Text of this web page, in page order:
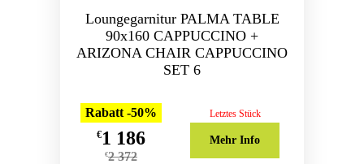
Loungegarnitur PALMA TABLE
90x160 CAPPUCCINO +
ARIZONA CHAIR CAPPUCCINO
SET 6
Rabatt -50%
€1 186
€2 372
Letztes Stück
Mehr Info